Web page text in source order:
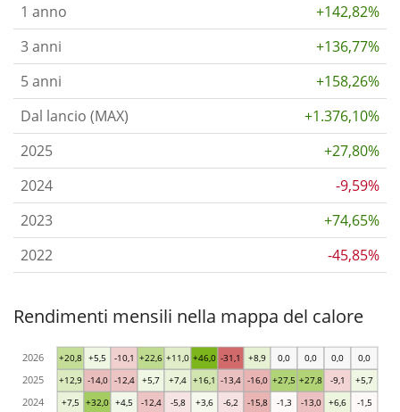
1 anno
+142,82%
3 anni
+136,77%
5 anni
+158,26%
Dal lancio (MAX)
+1.376,10%
2025
+27,80%
2024
-9,59%
2023
+74,65%
2022
-45,85%
Rendimenti mensili nella mappa del calore
+7,5 +32,0 +4,5 -12,4 -5,8 +3,6 -6,2 -15,8 -1,3 -13,0 +6,6 -1,5
+12,9 -14,0 -12,4 +5,7 +7,4 +16,1 -13,4 -16,0 +27,5 +27,8 -9,1 +5,7
+20,8 +5,5 -10,1 +22,6 +11,0 +46,0 -31,1 +8,9 0,0 0,0 0,0 0,0
2024
2025
2026